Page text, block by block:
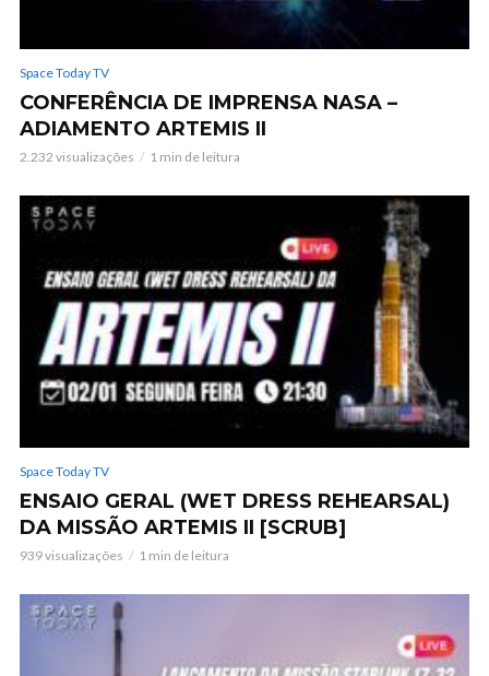
Space Today TV
CONFERÊNCIA DE IMPRENSA NASA –
ADIAMENTO ARTEMIS II
2.232 visualizações 1 min de leitura
Space Today TV
ENSAIO GERAL (WET DRESS REHEARSAL)
DA MISSÃO ARTEMIS II [SCRUB]
939 visualizações 1 min de leitura